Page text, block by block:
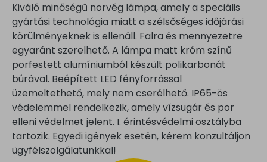
Kiváló minőségű norvég lámpa, amely a speciális
gyártási technológia miatt a szélsőséges időjárási
körülményeknek is ellenáll. Falra és mennyezetre
egyaránt szerelhető. A lámpa matt króm színű
porfestett alumíniumból készült polikarbonát
búrával. Beépített LED fényforrással
üzemeltethető, mely nem cserélhető. IP65-ös
védelemmel rendelkezik, amely vízsugár és por
elleni védelmet jelent. I. érintésvédelmi osztályba
tartozik. Egyedi igények esetén, kérem konzultáljon
ügyfélszolgálatunkkal!